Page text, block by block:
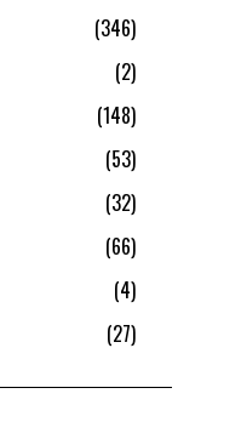
346
2
148
53
32
66
4
27